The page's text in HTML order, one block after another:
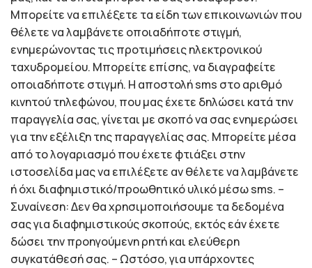
Μπορείτε να επιλέξετε τα είδη των επικοινωνιών που
θέλετε να λαμβάνετε οποιαδήποτε στιγμή,
ενημερώνοντας τις προτιμήσεις ηλεκτρονικού
ταχυδρομείου. Μπορείτε επίσης, να διαγραφείτε
οποιαδήποτε στιγμή. Η αποστολή sms στο αριθμό
κινητού τηλεφώνου, που μας έχετε δηλώσει κατά την
παραγγελία σας, γίνεται με σκοπό να σας ενημερώσει
για την εξέλιξη της παραγγελίας σας. Μπορείτε μέσα
από το λογαριασμό που έχετε φτιάξει στην
ιστοσελίδα μας να επιλέξετε αν θέλετε να λαμβάνετε
ή όχι διαφημιστικό/προωθητικό υλικό μέσω sms. –
Συναίνεση: Δεν θα χρησιμοποιήσουμε τα δεδομένα
σας για διαφημιστικούς σκοπούς, εκτός εάν έχετε
δώσει την προηγούμενη ρητή και ελεύθερη
συγκατάθεσή σας. – Ωστόσο, για υπάρχοντες